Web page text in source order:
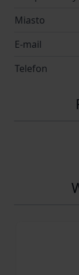
książkach od
Opticon
Miasto
E-mail
Telefon